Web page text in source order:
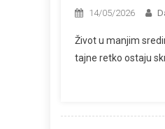
14/05/2026
Život u manjim
tajne retko ostaju